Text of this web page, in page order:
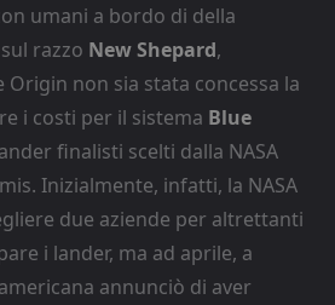
umani a bordo di della
sul razzo New Shepard,
Origin non sia stata concessa la
i costi per il sistema Blue
finalisti scelti dalla NASA
Inizialmente, infatti, la NASA
due aziende per altrettanti
i lander, ma ad aprile, a
annunciò di aver